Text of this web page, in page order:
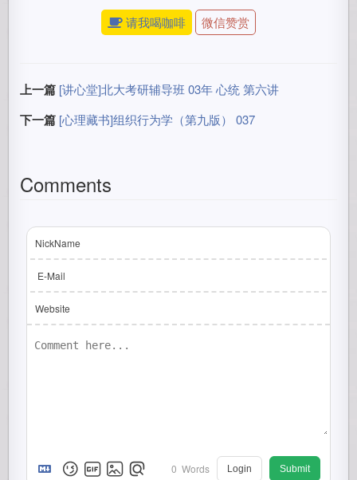
请我喝咖啡 微信赞赏
上一篇 [讲心堂]北大考研辅导班 03年 心统 第六讲
下一篇 [心理藏书]组织行为学（第九版） 037
Comments
NickName
E-Mail
Website
0 Words Login Submit